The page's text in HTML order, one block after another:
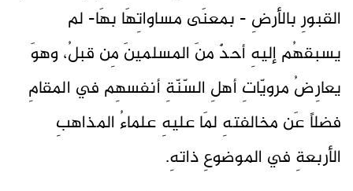
القبورِ بالأرضِ - بمعنَى مساواتِهَا بهَا- لم
يسبقهُم إليهِ أحدٌ منَ المسلمينَ مِن قبلُ، وهوَ
يعارِضُ مرويّاتِ أهلِ السّنّةِ أنفسهِم في المقامِ
فضلاً عَن مخالفتهِ لمَا عليهِ علماءُ المذاهبِ
الأربعةِ في الموضوعِ ذاتهِ.